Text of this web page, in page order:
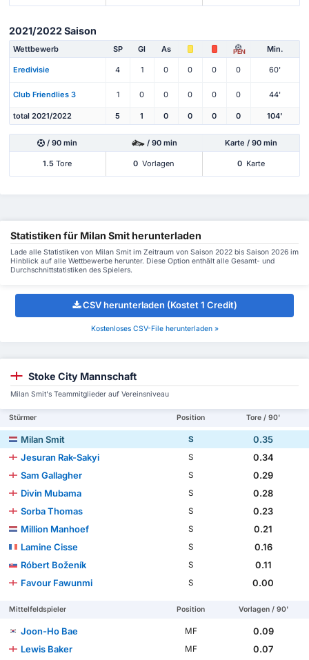
2021/2022 Saison
Wettbewerb SP Gl As PEN Min.
Eredivisie 4 1 0 0 0 0 60'
Club Friendlies 3 1 0 0 0 0 0 44'
total 2021/2022 5 1 0 0 0 0 104'
/ 90 min / 90 min Karte / 90 min
1.5 Tore 0 Vorlagen 0 Karte
Statistiken für Milan Smit herunterladen
Lade alle Statistiken von Milan Smit im Zeitraum von Saison 2022 bis Saison 2026 im
Hinblick auf alle Wettbewerbe herunter. Diese Option enthält alle Gesamt- und
Durchschnittstatistiken des Spielers.
CSV herunterladen (Kostet 1 Credit)
Kostenloses CSV-File herunterladen »
Stoke City Mannschaft
Milan Smit's Teammitglieder auf Vereinsniveau
Stürmer Position Tore / 90'
Milan Smit S
0.35
Jesuran Rak-Sakyi
S
0.34
Sam Gallagher
S
0.29
Divin Mubama
S
0.28
Sorba Thomas
S
0.23
Million Manhoef
S
0.21
Lamine Cisse
S
0.16
Róbert Boženík
S
0.11
Favour Fawunmi
S 0.00
Mittelfeldspieler Position Vorlagen / 90'
Joon-Ho Bae MF
0.09
Lewis Baker
MF
0.07